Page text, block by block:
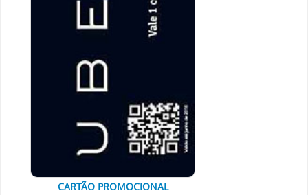
CARTÃO PROMOCIONAL